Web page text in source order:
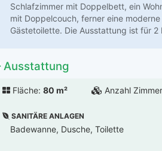
Schlafzimmer mit Doppelbett, ein
mit Doppelcouch, ferner eine
Gästetoilette. Die Ausstattung ist für 2
Ausstattung
Fläche: 80 m² Anzahl
SANITÄRE ANLAGEN
Badewanne, Dusche, Toilette